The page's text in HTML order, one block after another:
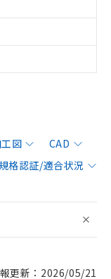
図
CAD
格認証/適合状況
更新：2026/05/21